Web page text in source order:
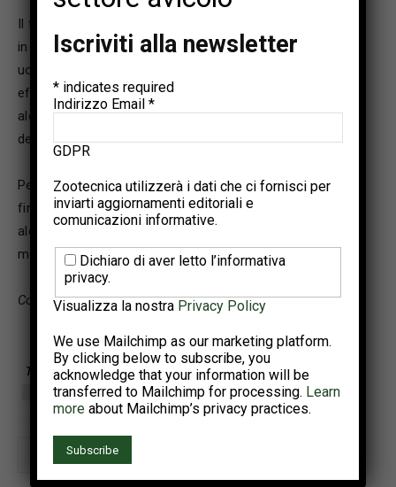
Il trattamento acaricida è valido per ovaiole e riproduttori
in ogni tipo di allevamento, senza alcun rischio per le
uova da cova e per i pulcini, come dimostrato dagli studi
effettuati per la registrazione, dai quali non è emerso
alcunché sia sulle percentuali di schiusa sia sulla vitalità
dei pulcini, a 7 e 14 giorni.
Per quanto riguarda la sicurezza alimentare del prodotto
finale, ai dosaggi autorizzati dall’EMA non è emerso
alcun rischio nelle uova dei soggetti trattati dopo
molteplici prove.
Contenuto sponsorizzato MSD Animal Health
TAGS BENESSERE ANIMALE
MSD
SOSTENIBILITÀ
Iscriviti alla newsletter
* indicates required
Indirizzo Email *
GDPR
Zootecnica utilizzerà i dati che ci fornisci per
inviarti aggiornamenti editoriali e
comunicazioni informative.
Dichiaro di aver letto l’informativa
privacy.
Visualizza la nostra Privacy Policy
We use Mailchimp as our marketing platform.
By clicking below to subscribe, you
acknowledge that your information will be
transferred to Mailchimp for processing. Learn
more about Mailchimp’s privacy practices.